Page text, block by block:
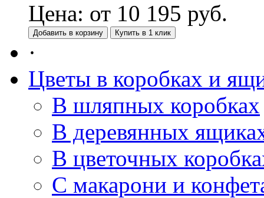
Цена: от 10 195 руб.
Добавить в корзину Купить в 1 клик
·
Цветы в коробках и
В шляпных коробках
В деревянных
В цветочных
С макарони и